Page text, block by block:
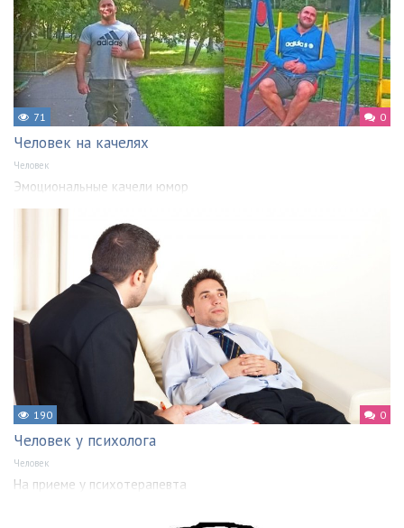
71 0
Человек на качелях
Человек
Эмоциональные качели юмор
190 0
Человек у психолога
Человек
На приеме у психотерапевта